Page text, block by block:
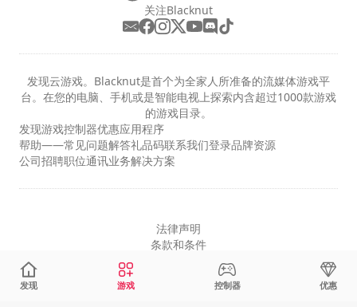
关注Blacknut
发现云游戏。Blacknut是首个为全家人所准备的流媒体游戏平
台。在您的电脑、手机或是智能电视上探索内含超过1000款游戏
的游戏目录。
发现游戏控制器优惠应用程序
帮助——常见问题解答礼品码联系我们登录品牌资源
公司招聘职位通讯业务解决方案
法律声明
条款和条件
发现 游戏 控制器 优惠